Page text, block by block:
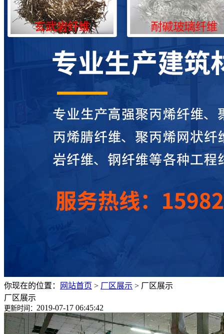
你现在的位置： 网站首页 > 厂区展示 > 厂区展示
厂区展示
更新时间： 2019-07-17 06:45:42